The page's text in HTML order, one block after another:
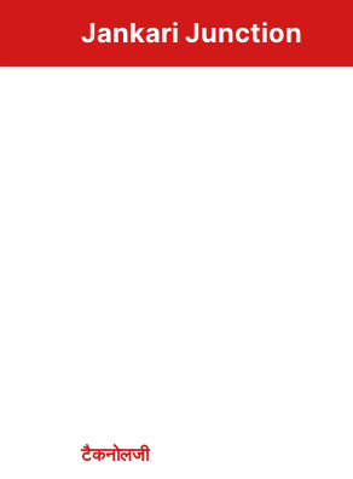
content
Jankari Junction
टैकनोलजी